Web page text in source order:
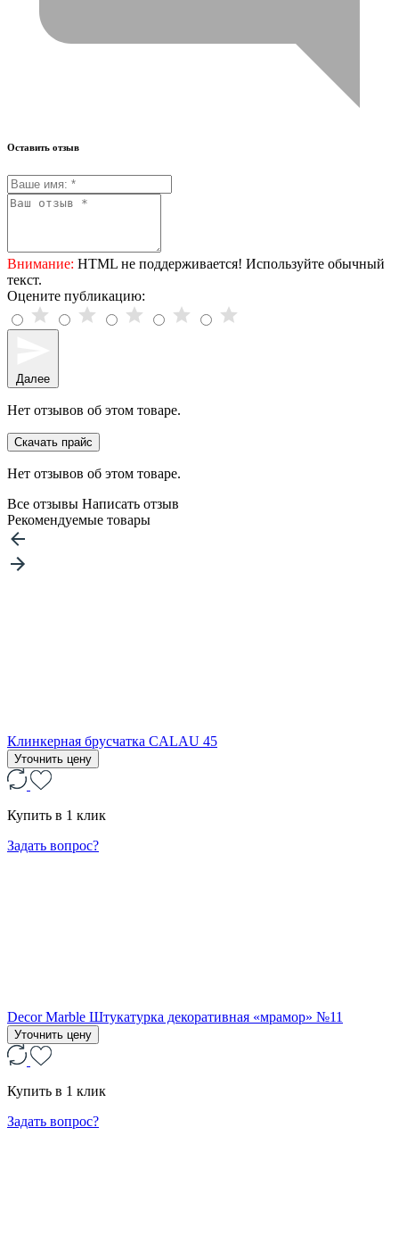
Оставить отзыв
Внимание: HTML не поддерживается! Используйте обычный
текст.
Оцените публикацию:
Далее
Нет отзывов об этом товаре.
Скачать прайс
Нет отзывов об этом товаре.
Все отзывы Написать отзыв
Рекомендуемые товары
Клинкерная брусчатка CALAU 45
Уточнить цену
Купить в 1 клик
Задать вопрос?
Decor Marble Штукатурка декоративная «мрамор» №11
Уточнить цену
Купить в 1 клик
Задать вопрос?